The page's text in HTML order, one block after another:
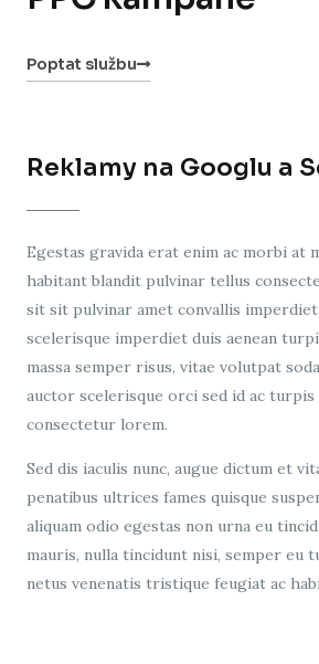
Poptat službu
Reklamy na Googlu a
Egestas gravida erat enim ac morbi at
habitant blandit pulvinar tellus
sit sit pulvinar amet convallis
scelerisque imperdiet duis aenean
massa semper risus, vitae volutpat
auctor scelerisque orci sed id ac
consectetur lorem.
Sed dis iaculis nunc, augue dictum et
penatibus ultrices fames quisque
aliquam odio egestas non urna eu
mauris, nulla tincidunt nisi, semper eu
netus venenatis tristique feugiat ac